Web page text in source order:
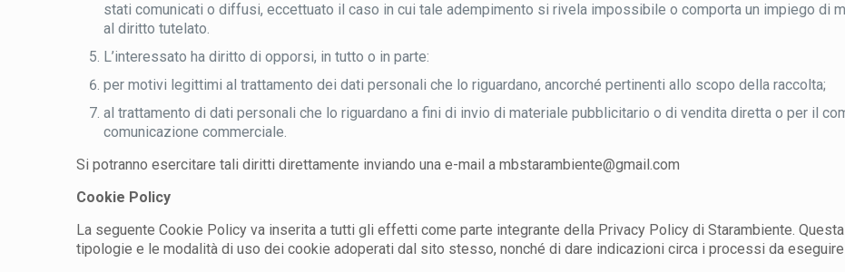
stati comunicati o diffusi, eccettuato il caso in cui tale adempimento si rivela impossibile o comporta un impiego di
al diritto tutelato.
L’interessato ha diritto di opporsi, in tutto o in parte:
per motivi legittimi al trattamento dei dati personali che lo riguardano, ancorché pertinenti allo scopo della raccolta;
al trattamento di dati personali che lo riguardano a fini di invio di materiale pubblicitario o di vendita diretta o per il
comunicazione commerciale.
Si potranno esercitare tali diritti direttamente inviando una e-mail a mbstarambiente@gmail.com
Cookie Policy
La seguente Cookie Policy va inserita a tutti gli effetti come parte integrante della Privacy Policy di Starambiente.
tipologie e le modalità di uso dei cookie adoperati dal sito stesso, nonché di dare indicazioni circa i processi da